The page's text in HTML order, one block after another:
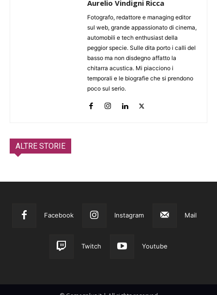
Aurelio Vindigni Ricca
Fotografo, redattore e managing editor
sul web, grande appassionato di cinema,
automobili e tech enthusiast della
peggior specie. Sulle dita porto i calli del
basso ma non disdegno affatto la
chitarra acustica. Mi piacciono i
temporali e le biografie che si prendono
poco sul serio.
ALTRE STORIE
Facebook Instagram Mail
Twitch Youtube